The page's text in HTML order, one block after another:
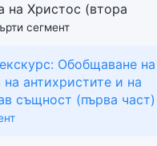
на Христос (втора
сегмент
Обобщаване на
на антихристите и на
същност (първа част)